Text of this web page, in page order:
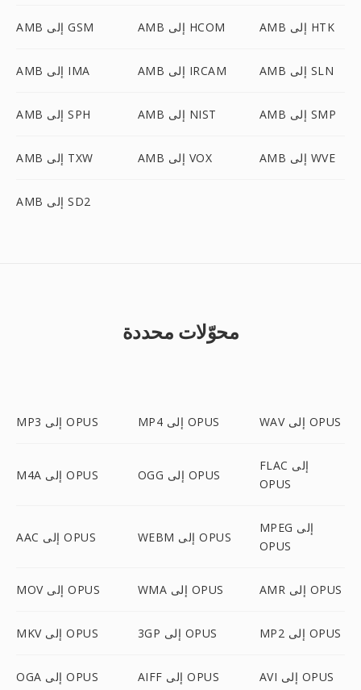
AMB إلى GSM AMB إلى HCOM AMB إلى HTK
AMB إلى IMA AMB إلى IRCAM AMB إلى SLN
AMB إلى SPH AMB إلى NIST AMB إلى SMP
AMB إلى TXW AMB إلى VOX AMB إلى WVE
AMB إلى SD2
محوّلات محددة
MP3 إلى OPUS MP4 إلى OPUS WAV إلى OPUS
M4A إلى OPUS OGG إلى OPUS
FLAC إلى
OPUS
AAC إلى OPUS WEBM إلى OPUS
MPEG إلى
OPUS
MOV إلى OPUS WMA إلى OPUS AMR إلى OPUS
MKV إلى OPUS 3GP إلى OPUS MP2 إلى OPUS
OGA إلى OPUS AIFF إلى OPUS AVI إلى OPUS